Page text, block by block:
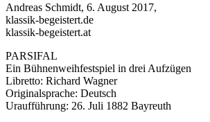
Andreas Schmidt, 6. August 2017,
klassik-begeistert.de
klassik-begeistert.at
PARSIFAL
Ein Bühnenweihfestspiel in drei Aufzügen
Libretto: Richard Wagner
Originalsprache: Deutsch
Uraufführung: 26. Juli 1882 Bayreuth